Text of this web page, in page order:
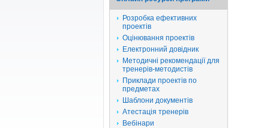
Розробка ефективних
проектів
Оцінювання проектів
Електронний довідник
Методичні рекомендації для
тренерів-методистів
Приклади проектів по
предметах
Шаблони документів
Атестація тренерів
Вебінари